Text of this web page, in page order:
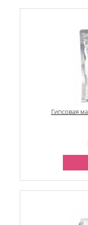
Гипсовая